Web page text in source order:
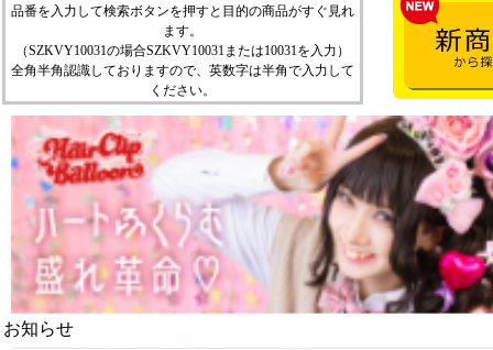
品番を入力して検索ボタンを押すと目的の商品がすぐ見れ
ます。
（SZKVY10031の場合SZKVY10031または10031を入力）
全角半角認識しておりますので、英数字は半角で入力して
ください。
お知らせ